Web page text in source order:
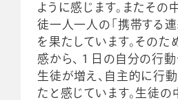
ように感じます。またその
徒一人一人の「携帯する連
を果たしています。その
感から、１日の自分の行
生徒が増え、自主的に行
たと感じています。生徒